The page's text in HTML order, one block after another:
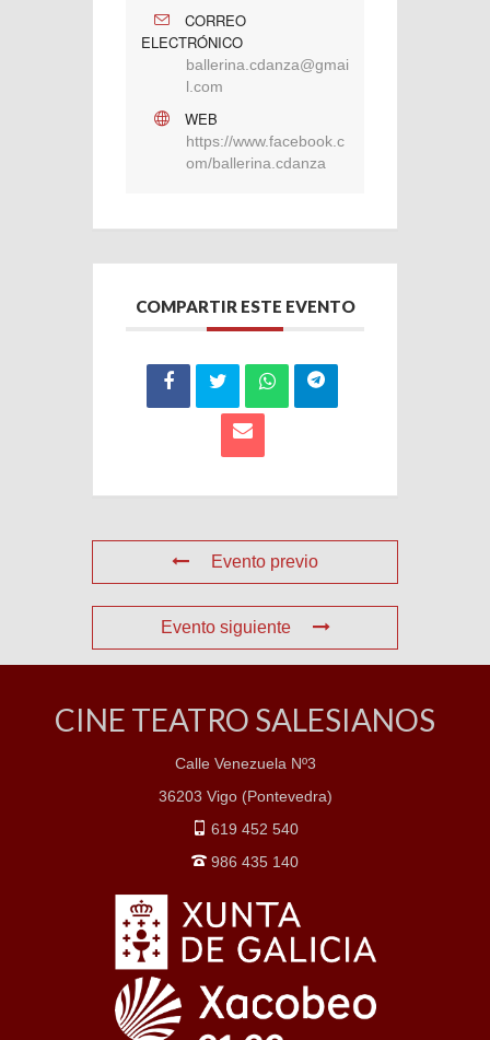
CORREO
ELECTRÓNICO
ballerina.cdanza@gmai
l.com
WEB
https://www.facebook.c
om/ballerina.cdanza
COMPARTIR ESTE EVENTO
Evento previo
Evento siguiente
CINE TEATRO SALESIANOS
Calle Venezuela Nº3
36203 Vigo (Pontevedra)
619 452 540
986 435 140